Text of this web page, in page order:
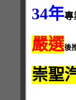
34年專
嚴選後
崇聖